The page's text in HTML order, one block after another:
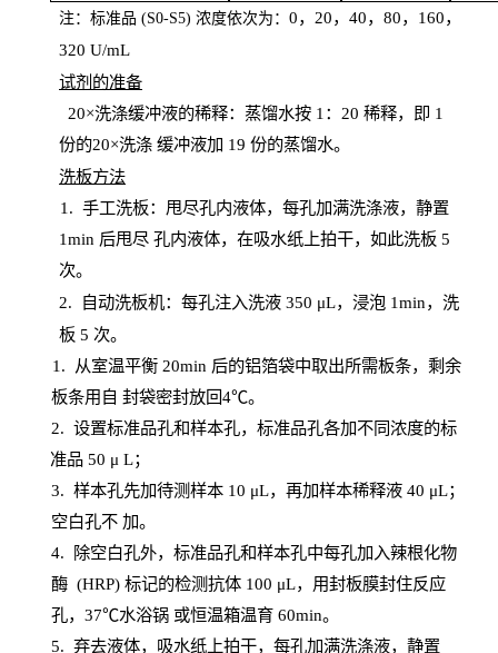
注：标准品 (S0-S5) 浓度依次为： 0，20，40，80，160，
320 U/mL
试剂的准备
20×洗涤缓冲液的稀释：蒸馏水按 1：20 稀释，即 1
份的20×洗涤 缓冲液加 19 份的蒸馏水。
洗板方法
1. 手工洗板：甩尽孔内液体，每孔加满洗涤液，静置
1min 后甩尽 孔内液体，在吸水纸上拍干，如此洗板 5
次。
2.
自动洗板机：每孔注入洗液 350 μL，浸泡 1min，洗
板 5 次。
1 . 从室温平衡 20min 后的铝箔袋中取出所需板条，剩余
板条用自 封袋密封放回4℃。
2. 设置标准品孔和样本孔，标准品孔各加不同浓度的标
准品 50 μ L；
3. 样本孔先加待测样本 10 μL，再加样本稀释液 40 μL；
空白孔不 加。
4.
除空白孔外，标准品孔和样本孔中每孔加入辣根化物
酶 (HRP) 标记的检测抗体 100 μL，用封板膜封住反应
孔， 37℃水浴锅 或恒温箱温育60min。
5. 弃去液体，吸水纸上拍干，每孔加满洗涤液，静置